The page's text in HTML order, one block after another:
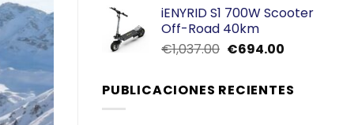
de 5
original
era:
€899.00.
actual
€799.00.
iENYRID S1 700W Scooter
Off-Road 40km
€1,037.00 El
era:
€694.00El
es:
PUBLICACIONES RECIENTES